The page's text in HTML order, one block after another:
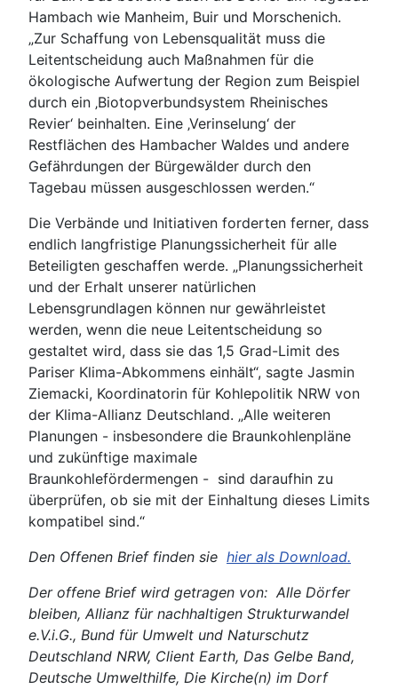
Hambach wie Manheim, Buir und Morschenich.
„Zur Schaffung von Lebensqualität muss die
Leitentscheidung auch Maßnahmen für die
ökologische Aufwertung der Region zum Beispiel
durch ein ‚Biotopverbundsystem Rheinisches
Revier‘ beinhalten. Eine ‚Verinselung‘ der
Restflächen des Hambacher Waldes und andere
Gefährdungen der Bürgewälder durch den
Tagebau müssen ausgeschlossen werden.“
Die Verbände und Initiativen forderten ferner, dass
endlich langfristige Planungssicherheit für alle
Beteiligten geschaffen werde. „Planungssicherheit
und der Erhalt unserer natürlichen
Lebensgrundlagen können nur gewährleistet
werden, wenn die neue Leitentscheidung so
gestaltet wird, dass sie das 1,5 Grad-Limit des
Pariser Klima-Abkommens einhält“, sagte Jasmin
Ziemacki, Koordinatorin für Kohlepolitik NRW von
der Klima-Allianz Deutschland. „Alle weiteren
Planungen - insbesondere die Braunkohlenpläne
und zukünftige maximale
Braunkohlefördermengen - sind daraufhin zu
überprüfen, ob sie mit der Einhaltung dieses Limits
kompatibel sind.“
Den Offenen Brief finden sie hier als Download.
Der offene Brief wird getragen von: Alle Dörfer
bleiben, Allianz für nachhaltigen Strukturwandel
e.V.i.G., Bund für Umwelt und Naturschutz
Deutschland NRW, Client Earth, Das Gelbe Band,
Deutsche Umwelthilfe, Die Kirche(n) im Dorf